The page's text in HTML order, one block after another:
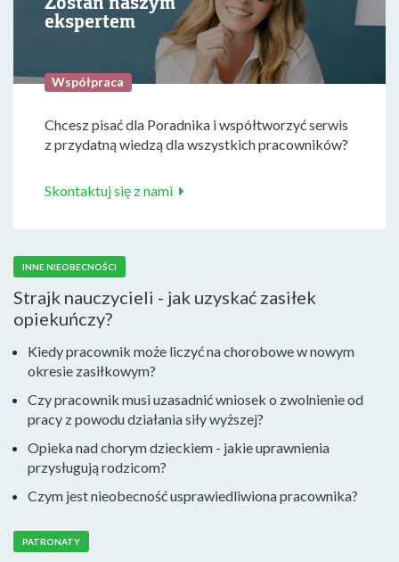
ekspertem
Współpraca
Chcesz pisać dla Poradnika i współtworzyć serwis
z przydatną wiedzą dla wszystkich pracowników?
Skontaktuj się z nami
INNE NIEOBECNOŚCI
Strajk nauczycieli - jak uzyskać zasiłek
opiekuńczy?
Kiedy pracownik może liczyć na chorobowe w nowym
okresie zasiłkowym?
Czy pracownik musi uzasadnić wniosek o zwolnienie od
pracy z powodu działania siły wyższej?
Opieka nad chorym dzieckiem - jakie uprawnienia
przysługują rodzicom?
Czym jest nieobecność usprawiedliwiona pracownika?
PATRONATY